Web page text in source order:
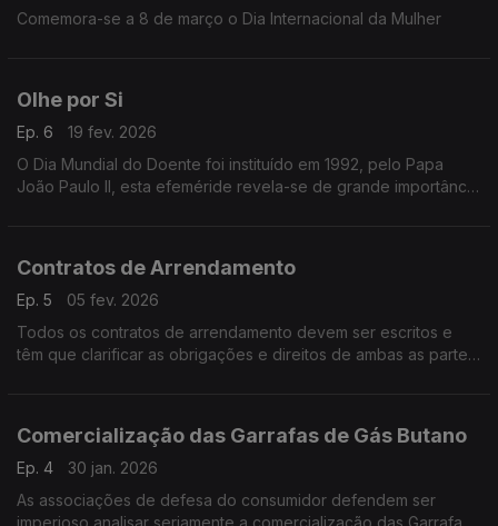
Comemora-se a 8 de março o Dia Internacional da Mulher
Olhe por Si
Ep. 6
19 fev. 2026
O Dia Mundial do Doente foi instituído em 1992, pelo Papa
João Paulo II, esta efeméride revela-se de grande importância
Contratos de Arrendamento
Ep. 5
05 fev. 2026
Todos os contratos de arrendamento devem ser escritos e
têm que clarificar as obrigações e direitos de ambas as partes,
Comercialização das Garrafas de Gás Butano
Ep. 4
30 jan. 2026
As associações de defesa do consumidor defendem ser
imperioso analisar seriamente a comercialização das Garrafas